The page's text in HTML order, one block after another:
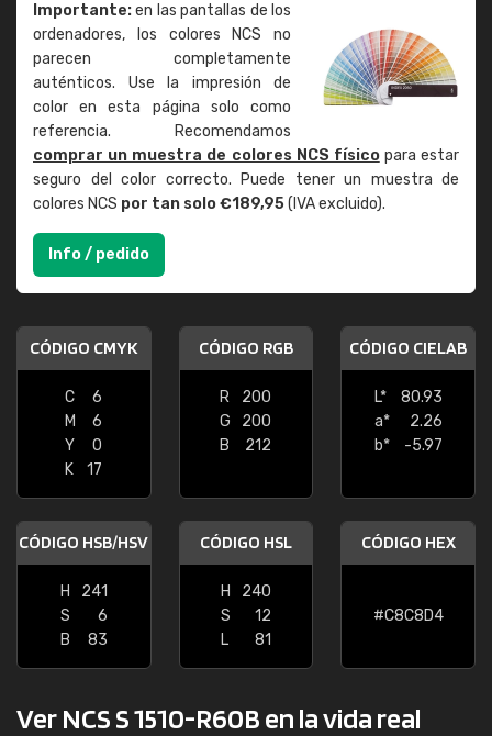
Importante:en las pantallas de los
ordenadores, los colores NCS no
parecen completamente
auténticos. Use la impresión de
color en esta página solo como
referencia. Recomendamos
comprar un muestra de colores NCS físicopara estar
seguro del color correcto. Puede tener un muestra de
colores NCS por tan solo €189,95(IVA excluido).
Info / pedido
CÓDIGO CMYK
C
6
M
6
Y
0
K
17
CÓDIGO RGB
R
200
G
200
B
212
CÓDIGO CIELAB
L*
80.93
a*
2.26
b*
-5.97
CÓDIGO HSB/HSV
H
241
S
6
B
83
CÓDIGO HSL
H
240
S
12
L
81
CÓDIGO HEX
#C8C8D4
Ver NCS S 1510-R60B en la vida real